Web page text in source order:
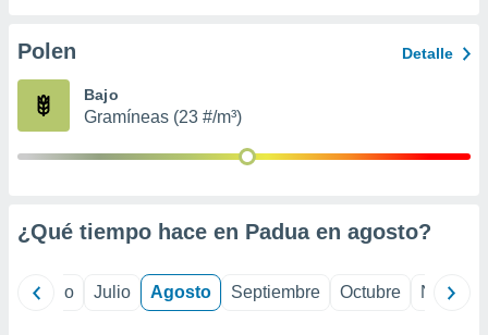
e
mediante
publicidad
publicidad
Polen Detalle
Bajo
Gramíneas (23 #/m³)
¿Qué tiempo hace en Padua en agosto?
Junio Julio Agosto Septiembre Octubre